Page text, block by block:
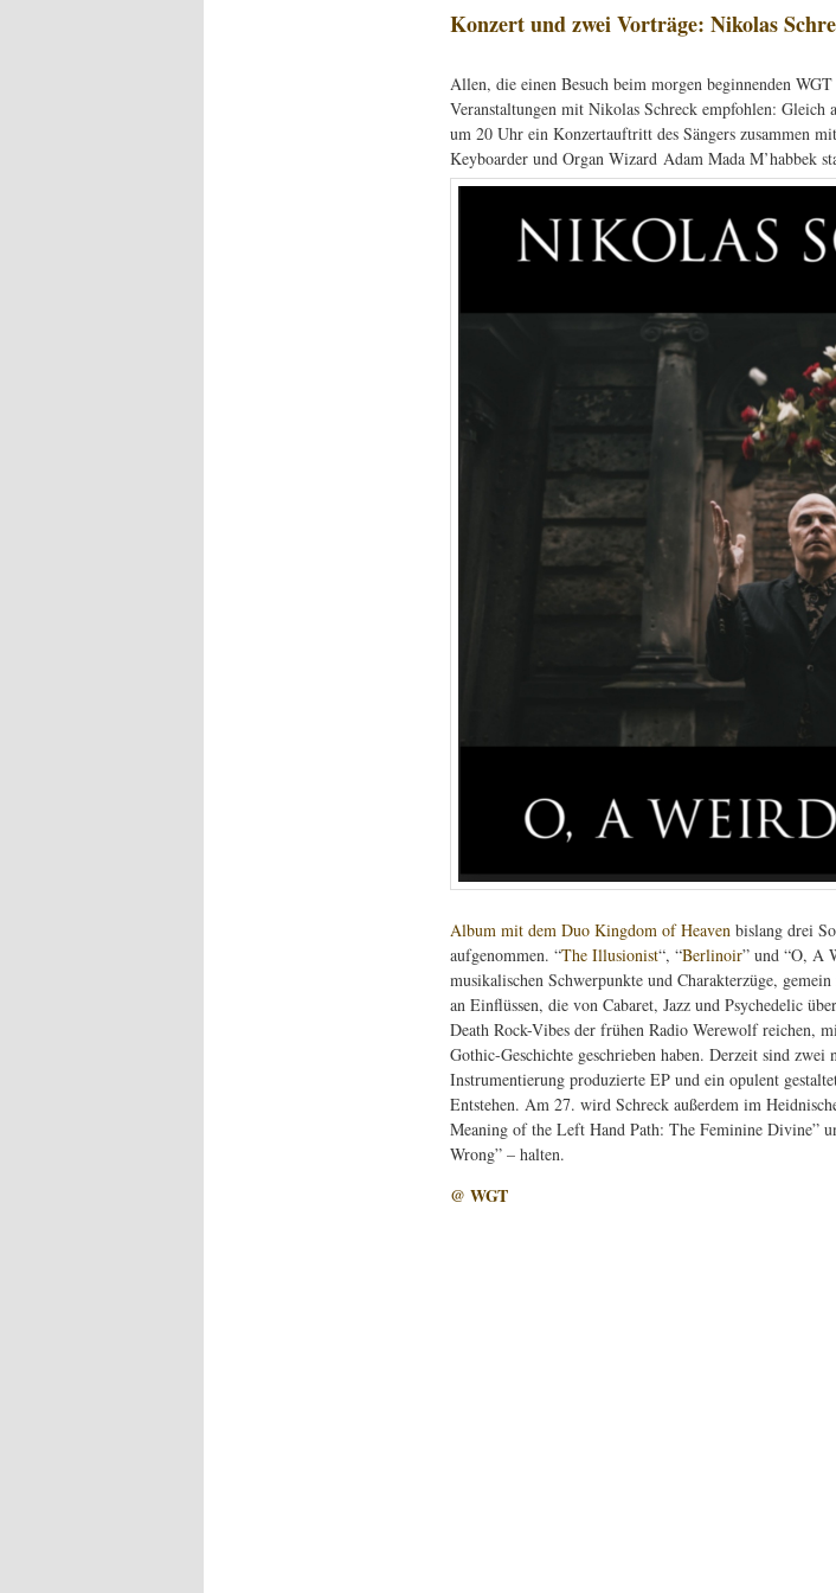
Konzert und zwei Vorträge: Nikolas
Allen, die einen Besuch beim morgen beginnenden
Veranstaltungen mit Nikolas Schreck empfohlen:
um 20 Uhr ein Konzertauftritt des Sängers zusammen
Keyboarder und Organ Wizard Adam Mada M’habbek
Album mit dem Duo Kingdom of Heavenbislang drei
aufgenommen. “The Illusionist“, “Berlinoir” und “O, A
musikalischen Schwerpunkte und Charakterzüge,
an Einflüssen, die von Cabaret, Jazz und Psychedelic
Death Rock-Vibes der frühen Radio Werewolf reichen,
Gothic-Geschichte geschrieben haben. Derzeit sind
Instrumentierung produzierte EP und ein opulent
Entstehen. Am 27. wird Schreck außerdem im
Meaning of the Left Hand Path: The Feminine Divine”
Wrong” – halten.
@ WGT